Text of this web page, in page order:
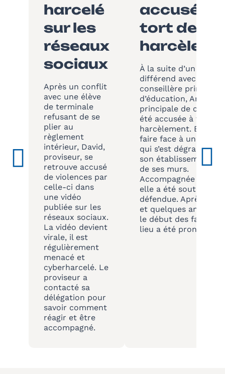
harcelé
sur les
réseaux
sociaux
Après un conflit
avec une élève
de terminale
refusant de se
plier au
règlement
intérieur, David,
proviseur, se
retrouve accusé
de violences par
celle-ci dans
une vidéo
publiée sur les
réseaux sociaux.
La vidéo devient
virale, il est
régulièrement
menacé et
cyberharcelé. Le
proviseur a
contacté sa
délégation pour
savoir comment
réagir et être
accompagné.
accusée à
tort de
À la suite d’un simple
différend avec une
conseillère principale
d’éducation, Annie,
principale de collège,
été accusée à tort de
harcèlement. Elle a
faire face à une
qui s’est dégradée
son établissement et
de ses murs.
Accompagnée par
elle a été soutenue et
défendue. Après
et quelques années
le début des faits,
lieu a été prononcé.